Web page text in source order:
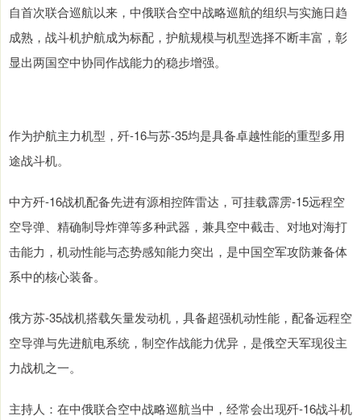
自首次联合巡航以来，中俄联合空中战略巡航的组织与实施日趋
成熟，战斗机护航成为标配，护航规模与机型选择不断丰富，彰
显出两国空中协同作战能力的稳步增强。
作为护航主力机型，歼-16与苏-35均是具备卓越性能的重型多用
途战斗机。
中方歼-16战机配备先进有源相控阵雷达，可挂载霹雳-15远程空
空导弹、精确制导炸弹等多种武器，兼具空中截击、对地对海打
击能力，机动性能与态势感知能力突出，是中国空军攻防兼备体
系中的核心装备。
俄方苏-35战机搭载矢量发动机，具备超强机动性能，配备远程空
空导弹与先进航电系统，制空作战能力优异，是俄空天军现役主
力战机之一。
主持人：在中俄联合空中战略巡航当中，经常会出现歼-16战斗机